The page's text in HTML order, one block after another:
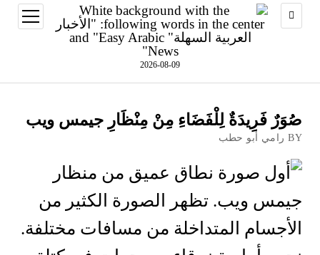
2026-08-09
open
menu
صُوَرٌ فَرِيدَةٌ لِلْفَضَاءِ مِنْ مِنْظَارِ جيمس ويب
BY رامي أبو حطب